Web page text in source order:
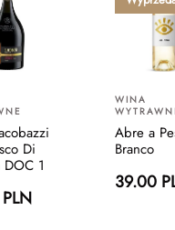
Di
1
WINA
Abre a
Branco
39.00